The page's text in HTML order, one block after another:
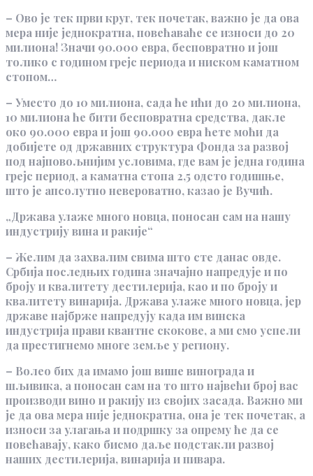
– Ово је тек први круг, тек почетак, важно је да ова
мера није једнократна, повећаваће се износи до 20
милиона! Значи 90.000 евра, бесповратно и још
толико с годином грејс периода и ниском каматном
стопом…
– Уместо до 10 милиона, сада ће ићи до 20 милиона,
10 милиона ће бити бесповратна средства, дакле
око 90.000 евра и још 90.000 евра ћете моћи да
добијете од државних структура Фонда за развој
под најповољнијим условима, где вам је једна година
грејс период, а каматна стопа 2,5 одсто годишње,
што је апсолутно невероватно, казао је Вучић.
„Држава улаже много новца, поносан сам на нашу
индустрију вина и ракије“
– Желим да захвалим свима што сте данас овде.
Србија последњих година значајно напредује и по
броју и квалитету дестилерија, као и по броју и
квалитету винарија. Држава улаже много новца, јер
државе најбрже напредују када им винска
индустрија прави квантне скокове, а ми смо успели
да престигнемо многе земље у региону.
– Волео бих да имамо још више винограда и
шљивика, а поносан сам на то што највећи број вас
производи вино и ракију из својих засада. Важно ми
је да ова мера није једнократна, она је тек почетак, а
износи за улагања и подршку за опрему ће да се
повећавају, како бисмо даље подстакли развој
наших дестилерија, винарија и пивара.